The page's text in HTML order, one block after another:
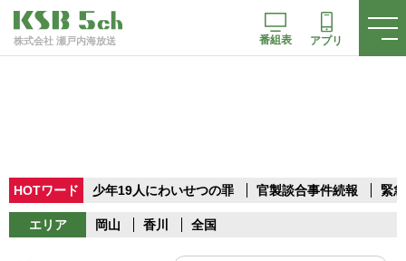
株式会社 瀬戸内海放送 番組表 アプリ
HOTワード 少年19人にわいせつの罪 官製談合事件続報 緊
エリア 岡山 香川 全国